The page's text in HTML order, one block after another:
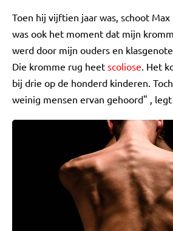
Toen hij vijftien jaar was, schoot
was ook het moment dat mijn
werd door mijn ouders en
Die kromme rug heet scoliose. Het
bij drie op de honderd kinderen.
weinig mensen ervan gehoord" ,